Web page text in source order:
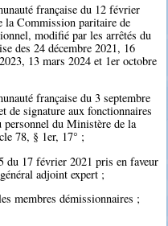
française du 12 février
la Commission paritaire de
modifié par les arrêtés du
des 24 décembre 2021, 16
13 mars 2024 et 1er octobre
française du 3 septembre
de signature aux fonctionnaires
personnel du Ministère de la
78, § 1er, 17° ;
du 17 février 2021 pris en faveur
adjoint expert ;
membres démissionnaires ;